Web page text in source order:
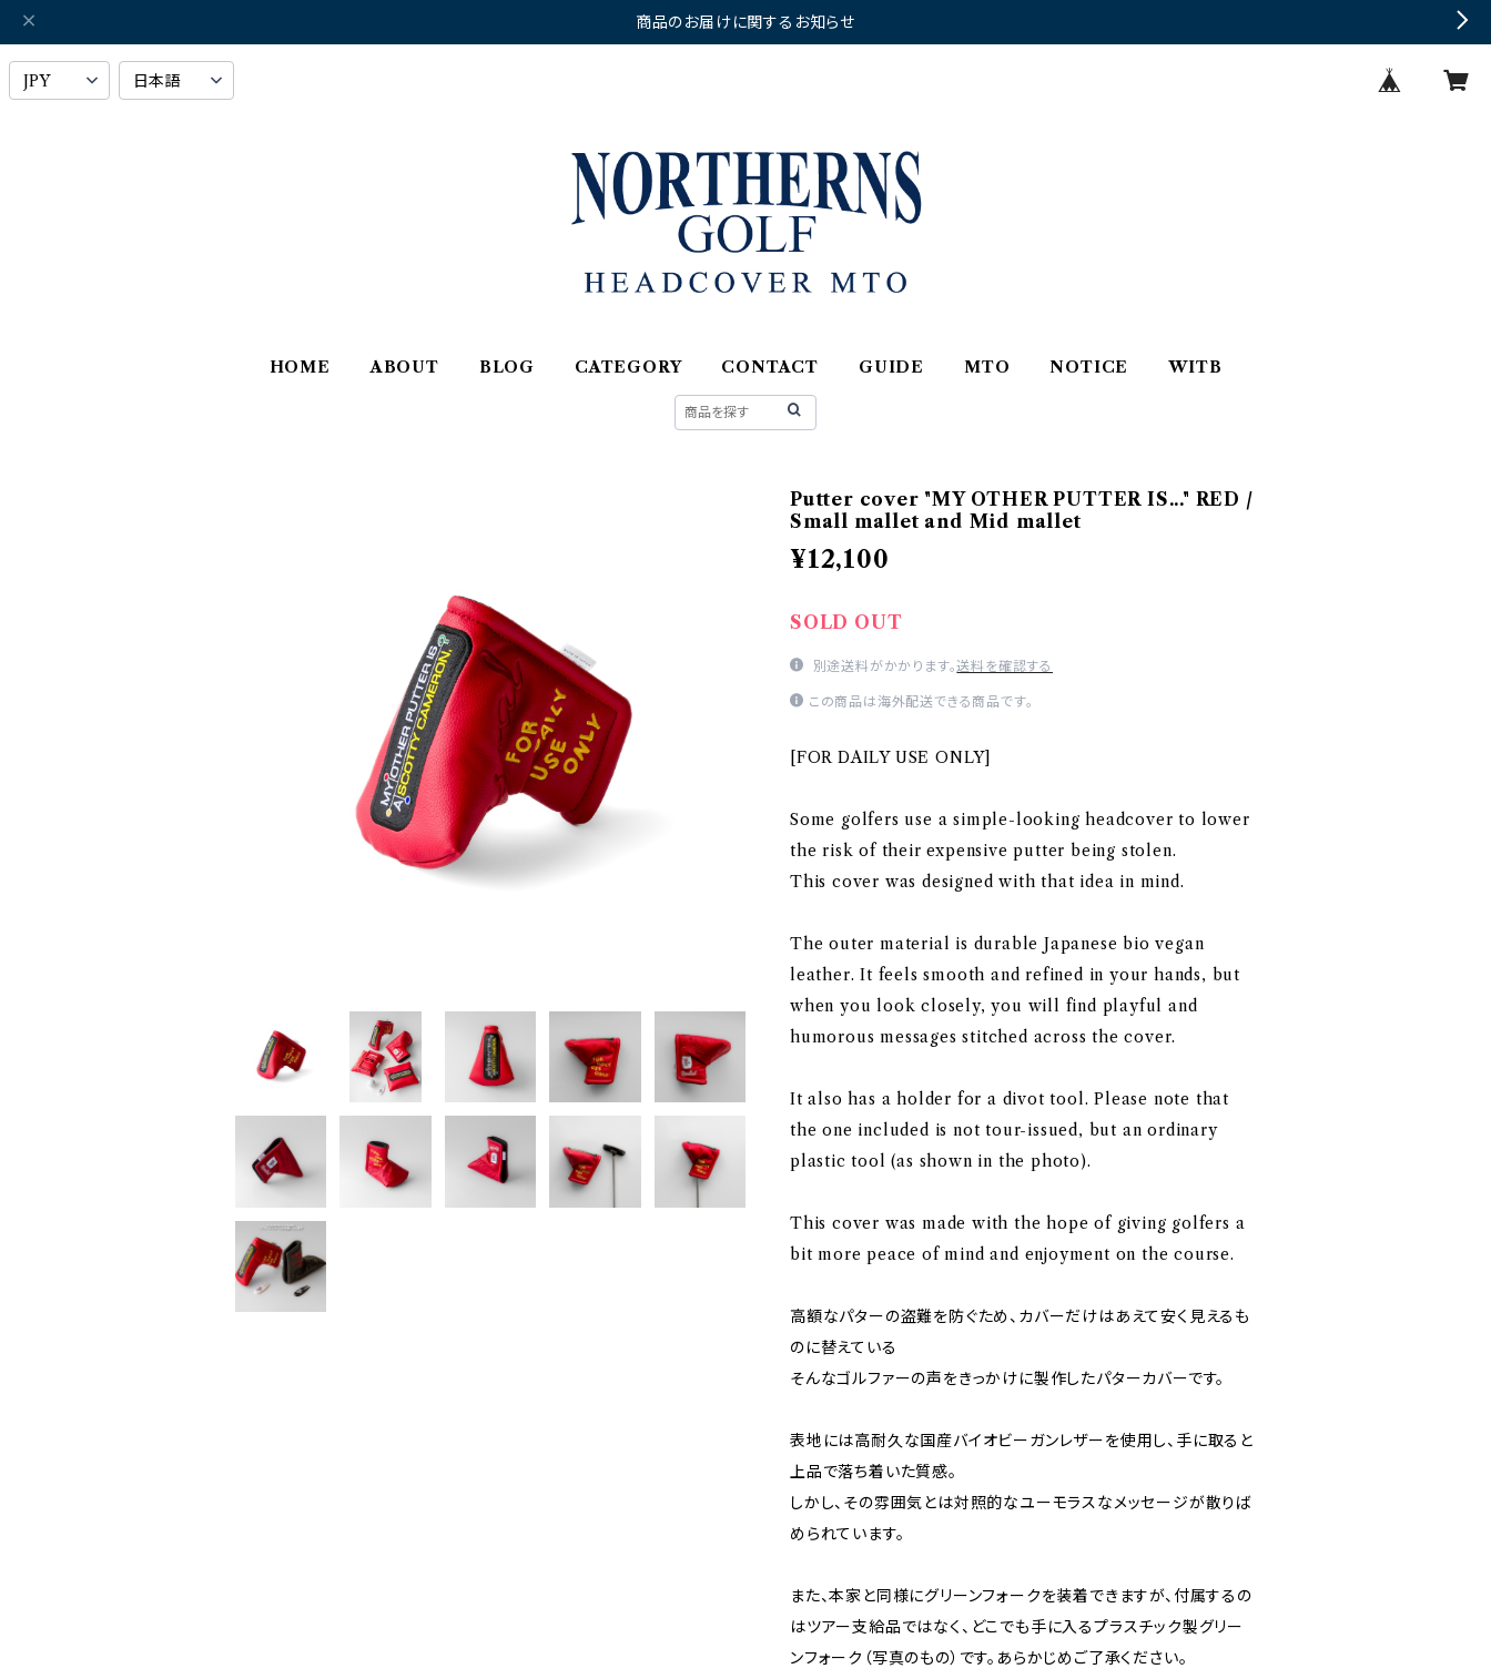
商品のお届けに関するお知らせ
HOME ABOUT BLOG CATEGORY CONTACT GUIDE MTO NOTICE WITB
Putter cover "MY OTHER PUTTER IS..." RED /
Small mallet and Mid mallet
¥12,100
SOLD OUT
別途送料がかかります。送料を確認する
この商品は海外配送できる商品です。
[FOR DAILY USE ONLY]
Some golfers use a simple-looking headcover to lower
the risk of their expensive putter being stolen.
This cover was designed with that idea in mind.
The outer material is durable Japanese bio vegan
leather. It feels smooth and refined in your hands, but
when you look closely, you will find playful and
humorous messages stitched across the cover.
It also has a holder for a divot tool. Please note that
the one included is not tour-issued, but an ordinary
plastic tool (as shown in the photo).
This cover was made with the hope of giving golfers a
bit more peace of mind and enjoyment on the course.
高額なパターの盗難を防ぐため、カバーだけはあえて安く見えるも
のに替えている――
そんなゴルファーの声をきっかけに製作したパターカバーです。
表地には高耐久な国産バイオビーガンレザーを使用し、手に取ると
上品で落ち着いた質感。
しかし、その雰囲気とは対照的なユーモラスなメッセージが散りば
められています。
また、本家と同様にグリーンフォークを装着できますが、付属するの
はツアー支給品ではなく、どこでも手に入るプラスチック製グリー
ンフォーク（写真のもの）です。あらかじめご了承ください。